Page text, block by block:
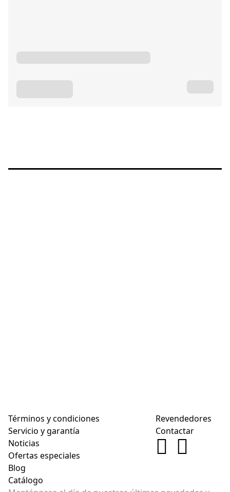
Términos y condiciones
Servicio y garantía
Noticias
Ofertas especiales
Blog
Catálogo
Revendedores
Contactar